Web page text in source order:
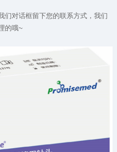
们对话框留下您的联系方式，我们
的哦~